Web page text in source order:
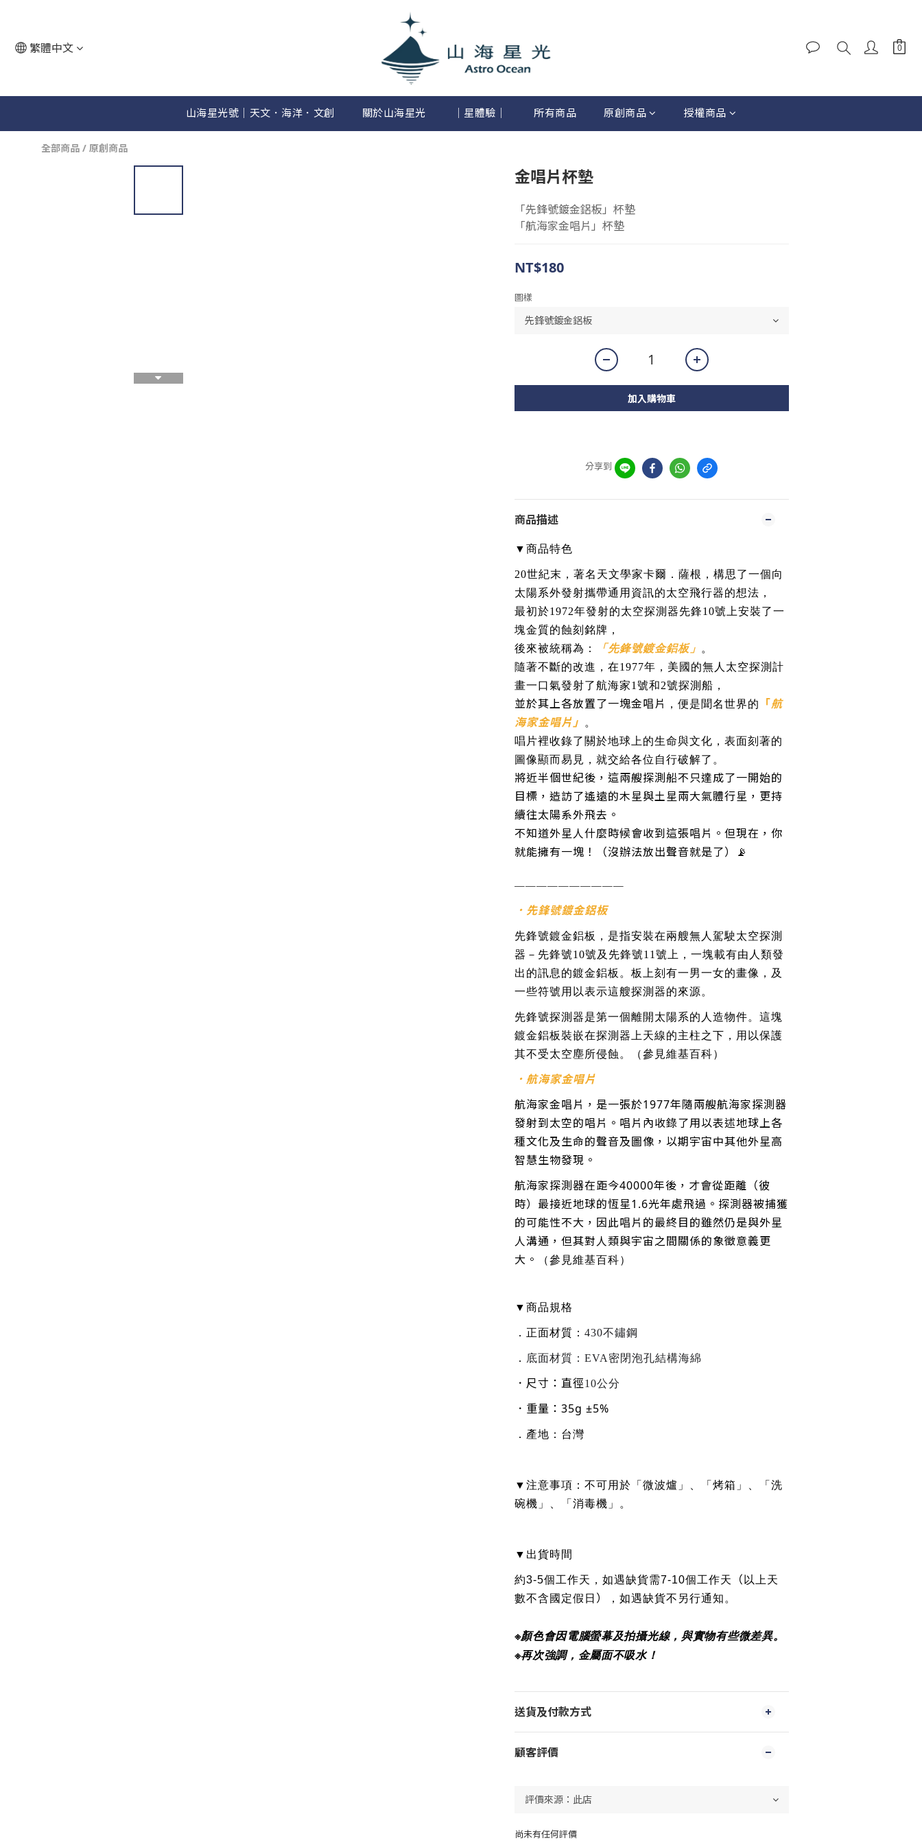
繁體中文
山海星光號│天文．海洋．文創 關於山海星光 │星體驗│ 所有商品 原創商品 授權商品
全部商品 / 原創商品
金唱片杯墊
「先鋒號鍍金鋁板」杯墊
「航海家金唱片」杯墊
NT$180
圖樣
加入購物車
分享到
商品描述
▼ 商品特色
20世紀末，著名天文學家卡爾．薩根，構思了一個向
太陽系外發射攜帶通用資訊的太空飛行器的想法，
最初於1972年發射的太空探測器先鋒10號上安裝了一
塊金質的蝕刻銘牌，
後來被統稱為：
「先鋒號鍍金鋁板」 。
隨著不斷的改進， 在1977年，美國的無人太空探測計
畫一口氣發射了航海家1號和2號探測船，
並於其上各放置了一塊金唱片 ，便是聞名世界的 「航
海家金唱片」
。
唱片裡收錄了關於地球上的生命與文化，表面刻著的
圖像顯而易見，就交給各位自行破解了。
將近半個世紀後，這兩艘探測船不只達成了一開始的
目標，造訪了遙遠的木星與土星兩大氣體行星，更持
續往太陽系外飛去。
不知道外星人什麼時候會收到這張唱片。但現在，你
就能擁有一塊！（沒辦法放出聲音就是了）📡
──────────
．先鋒號鍍金鋁板
先鋒號鍍金鋁板，是指安裝在兩艘無人駕駛太空探測
器－先鋒號10號及先鋒號11號上，一塊載有由人類發
出的訊息的鍍金鋁板。板上刻有一男一女的畫像，及
一些符號用以表示這艘探測器的來源。
先鋒號探測器是第一個離開太陽系的人造物件。這塊
鍍金鋁板裝嵌在探測器上天線的主柱之下，用以保護
其不受太空塵所侵蝕。（參見維基百科）
．航海家金唱片
航海家金唱片，是一張於1977年隨兩艘航海家探測器
發射到太空的唱片。唱片內收錄了用以表述地球上各
種文化及生命的聲音及圖像，以期宇宙中其他外星高
智慧生物發現。
航海家探測器在距今40000年後，才會從距離（彼
時）最接近地球的恆星1.6光年處飛過。探測器被捕獲
的可能性不大，因此唱片的最終目的雖然仍是與外星
人溝通，但其對人類與宇宙之間關係的象徵意義更
大。
（參見維基百科）
▼ 商品規格
．正面材質： 430不鏽鋼
． 底面材質：EVA密閉泡孔結構海綿
．尺寸：直徑10公分
．重量：35g ±5%
．產地：台灣
▼ 注意事項：不可用於「微波爐」、「烤箱」、「洗
碗機」、「消毒機」。
▼ 出貨時間
約3-5個工作天，如遇缺貨需7-10個工作天 （ 以上天
數不含國定假日 ） ，如遇缺貨不另行通知。
※顏色會因電腦螢幕及拍攝光線，與實物有些微差異。
※再次強調，金屬面不吸水！
送貨及付款方式
顧客評價
尚未有任何評價